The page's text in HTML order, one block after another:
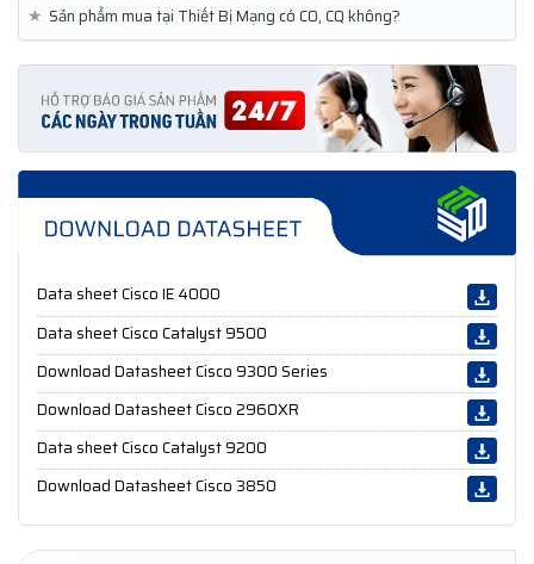
★ Sản phẩm mua tại Thiết Bị Mạng có CO, CQ không?
Data sheet Cisco IE 4000
Data sheet Cisco Catalyst 9500
Download Datasheet Cisco 9300 Series
Download Datasheet Cisco 2960XR
Data sheet Cisco Catalyst 9200
Download Datasheet Cisco 3850